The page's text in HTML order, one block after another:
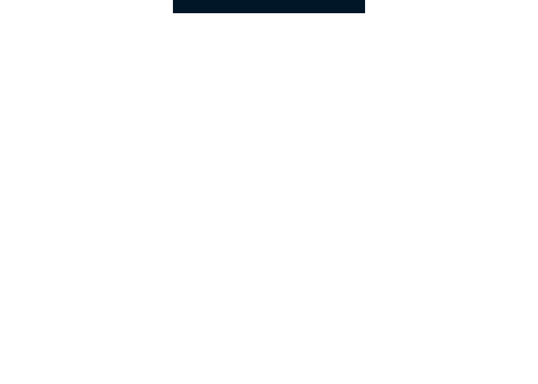
29.000 Ft. 25.900 Ft.